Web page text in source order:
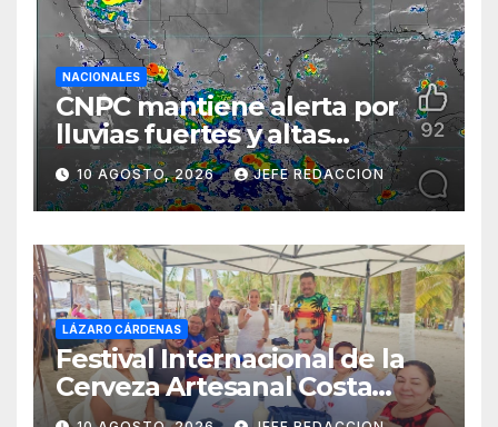
NACIONALES
CNPC mantiene alerta por
lluvias fuertes y altas
temperaturas en varios
estados del país
10 AGOSTO, 2026 JEFE REDACCION
LÁZARO CÁRDENAS
Festival Internacional de la
Cerveza Artesanal Costa
Michoacán 2026 Cerro su 19ª